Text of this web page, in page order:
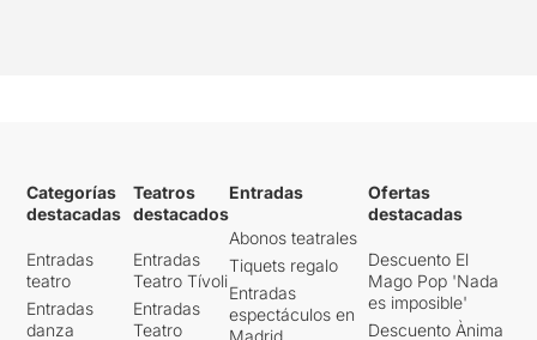
Categorías
destacadas
Entradas
teatro
Entradas
danza
Teatros
destacados
Entradas
Teatro Tívoli
Entradas
Teatro
Entradas
Abonos teatrales
Tiquets regalo
Entradas
espectáculos en
Madrid
Ofertas
destacadas
Descuento El
Mago Pop 'Nada
es imposible'
Descuento Ànima